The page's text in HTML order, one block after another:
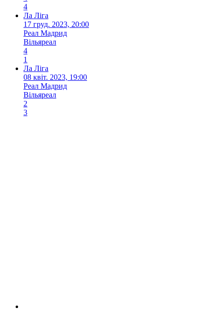
4
Ла Ліга
17 груд. 2023, 20:00
Реал Мадрид
Вільяреал
4
1
Ла Ліга
08 квіт. 2023, 19:00
Реал Мадрид
Вільяреал
2
3